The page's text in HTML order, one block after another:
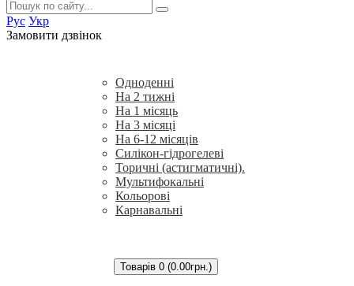
Рус Укр
Замовити дзвінок
Одноденні
На 2 тижні
На 1 місяць
На 3 місяці
На 6-12 місяців
Силікон-гідрогелеві
Торичні (астигматичні).
Мультифокальні
Кольорові
Карнавальні
Товарів 0 (0.00грн.)